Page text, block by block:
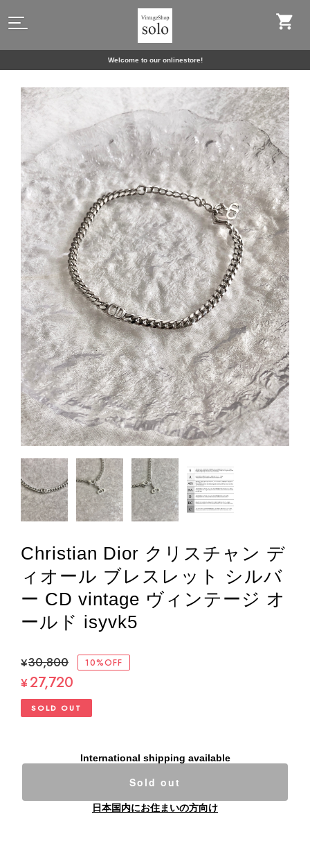
Welcome to our onlinestore!
Christian Dior クリスチャン デ
ィオール ブレスレット シルバ
ー CD vintage ヴィンテージ オ
ールド isyvk5
¥30,800 10%OFF
¥27,720
SOLD OUT
International shipping available
Sold out
日本国内にお住まいの方向け